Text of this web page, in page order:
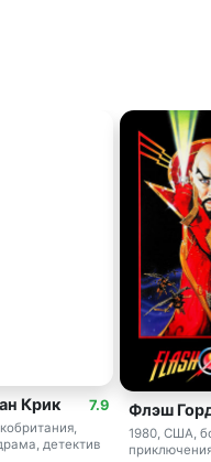
7.9
Крик
детектив
Флэш
1980, США,